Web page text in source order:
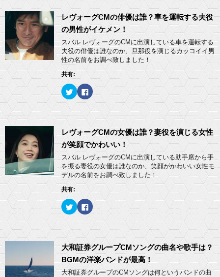
レヴォーグCMの俳優は誰？車を運転する夫役
の男性がイケメン！
スバル レヴォーグのCMに出演している車を運転する
夫役の俳優は誰なのか、旦那役を演じるカッコイイ男
性の名前をお調べ致しました！
共有:
ク
リ
ッ
て
T
w
t
t
e
r
で
共
有
新
い
ウ
ィ
ン
ウ
で
開
き
ま
す
F
a
b
o
k
で
共
有
す
る
に
は
ク
ッ
し
て
く
い
新
し
い
ウ
ン
レヴォーグCMの女優は誰？妻役を演じる女性
が笑顔でかわいい！
スバル レヴォーグのCMに出演している助手席から手
を振る妻役の女優は誰なのか、笑顔がかわいい女性モ
デルの名前をお調べ致しました！
共有:
ク
リ
ク
し
w
t
t
e
F
a
b
k
で
共
有
す
大和証券グループCMソングの曲名や歌手は？
BGMの洋楽バンドが最高！
大和証券グループのCMソングは何というバンドの曲